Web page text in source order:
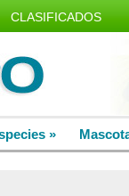
CLASIFICADOS
»